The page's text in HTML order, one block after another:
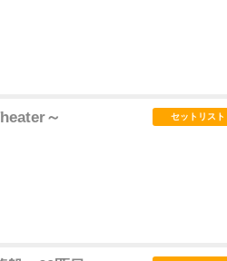
～ セットリスト